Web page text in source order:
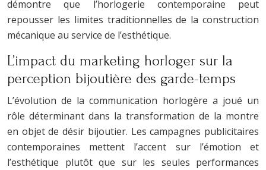
démontre que l’horlogerie contemporaine peut
repousser les limites traditionnelles de la construction
mécanique au service de l’esthétique.
L’impact du marketing horloger sur la
perception bijoutière des garde-temps
L’évolution de la communication horlogère a joué un
rôle déterminant dans la transformation de la montre
en objet de désir bijoutier. Les campagnes publicitaires
contemporaines mettent l’accent sur l’émotion et
l’esthétique plutôt que sur les seules performances